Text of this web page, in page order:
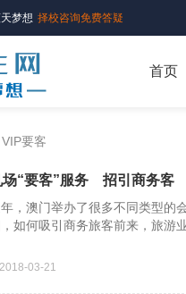
梦想 择校咨询免费答疑
首页
VIP要客
场“要客”服务 招引商务客
，澳门举办了很多不同类型的
如何吸引商务旅客前来，旅游
2018-03-21